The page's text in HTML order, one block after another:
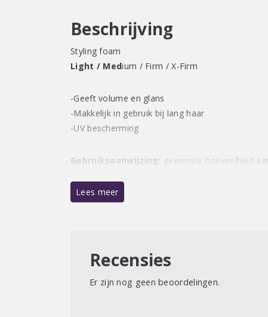
Beschrijving
Styling foam
Light / Medium / Firm / X-Firm
-Geeft volume en glans
-Makkelijk in gebruik bij lang haar
-UV bescherming
Gebruiksaanwijzing: gewenste hoeveelheid
stylen en vervolgens laten drogen.
Lees meer
Recensies
Er zijn nog geen beoordelingen.